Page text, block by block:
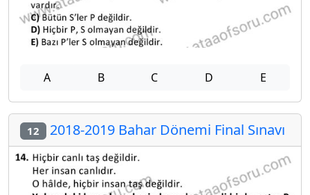
A B C D E
12 2018-2019 Bahar Dönemi Final Sınavı